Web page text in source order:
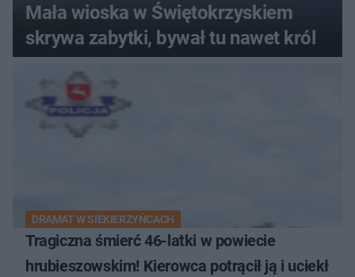
Mała wioska w Świętokrzyskiem
skrywa zabytki, bywał tu nawet król
DRAMAT W SIEKIERZYŃCACH
Tragiczna śmierć 46-latki w powiecie
hrubieszowskim! Kierowca potrącił ją i uciekł